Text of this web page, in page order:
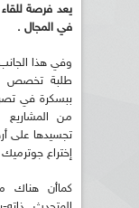
يعد فرصة للقاء
في المجال .
وفي هذا
طلبة تخصص
ببسكرة في
من
تجسيدها على
إختراع
كماأن هناك